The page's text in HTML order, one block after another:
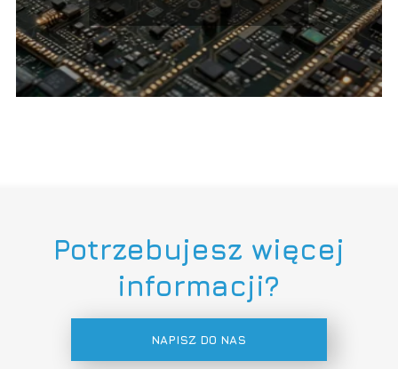
Potrzebujesz więcej
informacji?
NAPISZ DO NAS